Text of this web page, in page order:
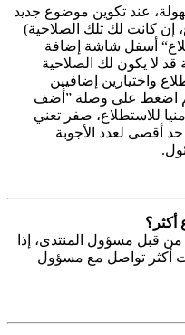
عند تكوين موضوع جديد
إن كانت لك تلك الصلاحية)
أسفل شاشة إضافة
قد لا يكون لك الصلاحية
واختيارين إضافيين
اضغط على وصلة ”أضف
للاستطلاع، صفر تعني
أقصى لعدد الأجوبة
أكثر؟
قبل مسؤول المنتدى، إذا
أكثر تواصل مع مسؤول